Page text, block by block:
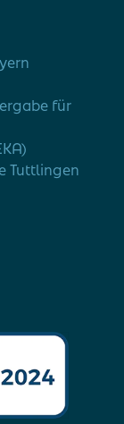
für
Tuttlingen